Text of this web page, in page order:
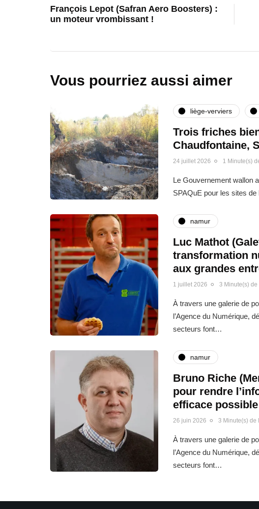
François Lepot (Safran Aero Boosters) :
un moteur vrombissant !
Vous pourriez aussi aimer
liège-verviers
Trois friches
Chaudfontaine,
24 juillet 2026 1 Minute(s)
Le Gouvernement wallon
SPAQuE pour les sites
namur
Luc Mathot
transformation
aux grandes
1 juillet 2026 3 Minute(s) de
À travers une galerie de
l’Agence du Numérique,
secteurs font…
namur
Bruno Riche
pour rendre
efficace
26 juin 2026 3 Minute(s) de
À travers une galerie de
l’Agence du Numérique,
secteurs font…